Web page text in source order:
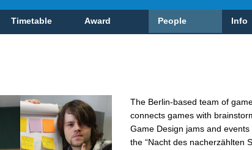
Timetable Award People Info
The Berlin-based team of
connects games with
Game Design jams and
the “Nacht des nacherzählten